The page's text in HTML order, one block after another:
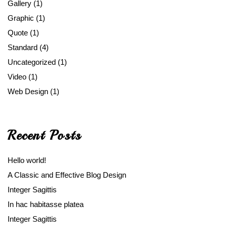
Gallery (1)
Graphic (1)
Quote (1)
Standard (4)
Uncategorized (1)
Video (1)
Web Design (1)
Recent Posts
Hello world!
A Classic and Effective Blog Design
Integer Sagittis
In hac habitasse platea
Integer Sagittis